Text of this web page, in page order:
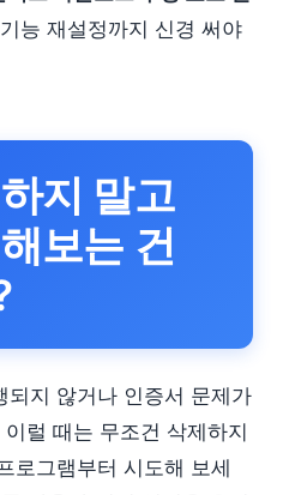
능 재설정까지 신경 써야
지 말고
보는 건
되지 않거나 인증서 문제가
럴 때는 무조건 삭제하지
로그램부터 시도해 보세